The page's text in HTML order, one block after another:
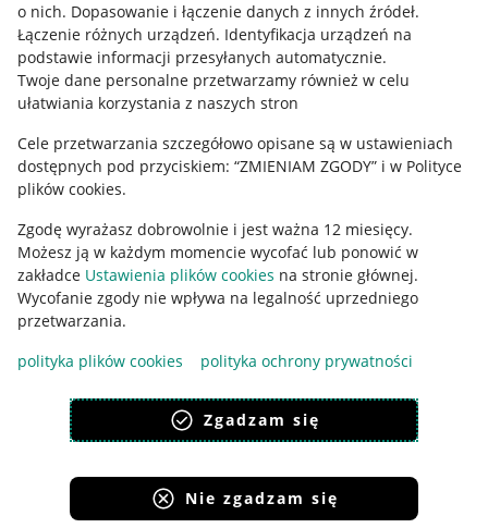
o nich. Dopasowanie i łączenie danych z innych źródeł.
Łączenie różnych urządzeń. Identyfikacja urządzeń na
podstawie informacji przesyłanych automatycznie.
Twoje dane personalne przetwarzamy również w celu
ułatwiania korzystania z naszych stron
Cele przetwarzania szczegółowo opisane są w ustawieniach
dostępnych pod przyciskiem: “ZMIENIAM ZGODY” i w Polityce
plików cookies.
Zgodę wyrażasz dobrowolnie i jest ważna 12 miesięcy.
Możesz ją w każdym momencie wycofać lub ponowić w
zakładce Ustawienia plików cookies na stronie głównej.
Wycofanie zgody nie wpływa na legalność uprzedniego
przetwarzania.
polityka plików cookies
polityka ochrony prywatności
Zgadzam się
Nie zgadzam się
Regulamin
Polityka plików "cookies"
Ustawienia plików "cookies"
Udostępnianie lokalizacji
Informacje dla Aktu o Usługach Cyfrowych
Pobierz aplikację
Korzystanie z serwisu oznacza akceptacjęregulaminu